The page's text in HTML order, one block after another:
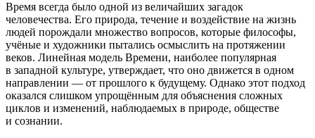
Время всегда было одной из величайших загадок
человечества. Его природа, течение и воздействие на жизнь
людей порождали множество вопросов, которые философы,
учёные и художники пытались осмыслить на протяжении
веков. Линейная модель Времени, наиболее популярная
в западной культуре, утверждает, что оно движется в одном
направлении — от прошлого к будущему. Однако этот подход
оказался слишком упрощённым для объяснения сложных
циклов и изменений, наблюдаемых в природе, обществе
и сознании.